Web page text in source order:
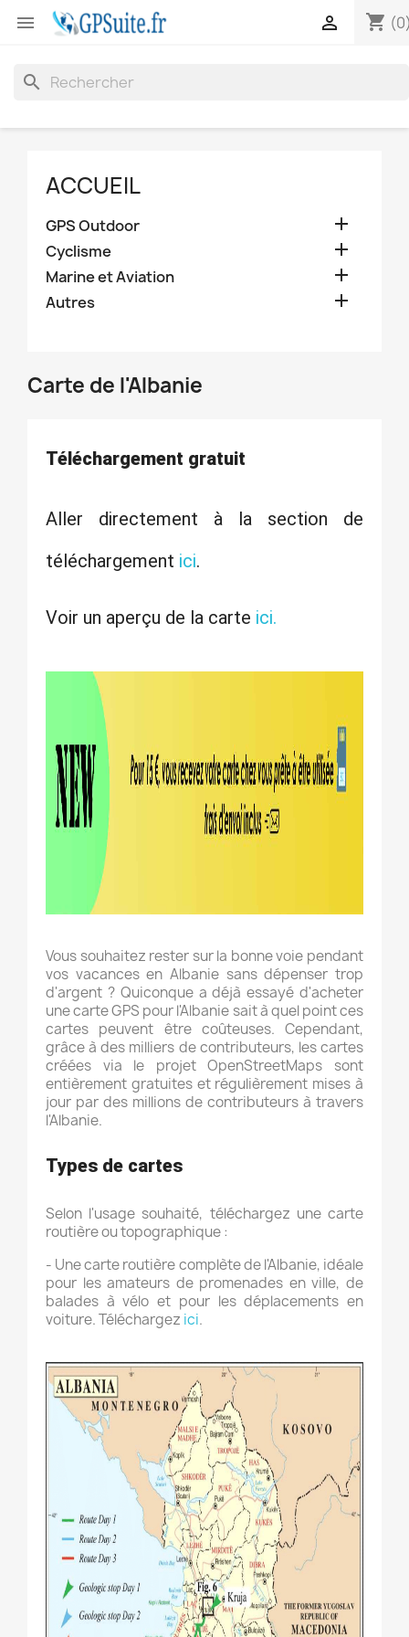
 shopping_cart

search
ACCUEIL
GPS Outdoor 
Cyclisme 
Marine et Aviation 
Autres 
Carte de l'Albanie
Téléchargement gratuit
Aller directement à la section de
téléchargement ici.
Voir un aperçu de la carte ici.
Vous souhaitez rester sur la bonne voie pendant
vos vacances en Albanie sans dépenser trop
d'argent ? Quiconque a déjà essayé d'acheter
une carte GPS pour l'Albanie sait à quel point ces
cartes peuvent être coûteuses. Cependant,
grâce à des milliers de contributeurs, les cartes
créées via le projet OpenStreetMaps sont
entièrement gratuites et régulièrement mises à
jour par des millions de contributeurs à travers
l'Albanie.
Types de cartes
Selon l'usage souhaité, téléchargez une carte
routière ou topographique :
- Une carte routière complète de l'Albanie, idéale
pour les amateurs de promenades en ville, de
balades à vélo et pour les déplacements en
voiture. Téléchargez ici.